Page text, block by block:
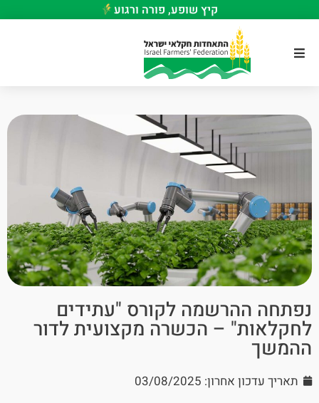
קיץ שופע, פורה ורגוע
נפתחה ההרשמה לקורס "עתידים
לחקלאות" – הכשרה מקצועית לדור
ההמשך
תאריך עדכון אחרון: 03/08/2025